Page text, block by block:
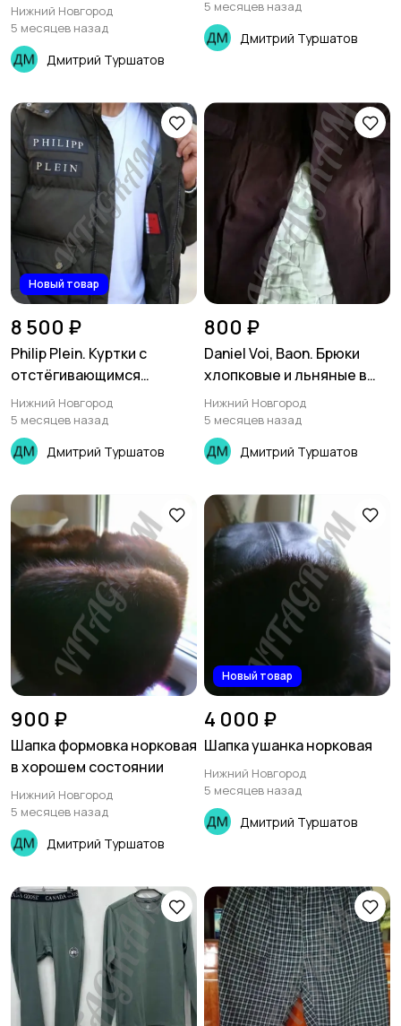
Нижний Новгород
5 месяцев назад
Дмитрий Туршатов
5 месяцев назад
Дмитрий Туршатов
Новый товар
8 500 ₽
Philip Plein. Куртки с
отстёгивающимся
капюшоном зимние
Нижний Новгород
5 месяцев назад
Дмитрий Туршатов
800 ₽
Daniel Voi, Baon. Брюки
хлопковые и льняные в
хорошем состоянии
Нижний Новгород
5 месяцев назад
Дмитрий Туршатов
900 ₽
Шапка формовка норковая
в хорошем состоянии
Нижний Новгород
5 месяцев назад
Дмитрий Туршатов
Новый товар
4 000 ₽
Шапка ушанка норковая
Нижний Новгород
5 месяцев назад
Дмитрий Туршатов